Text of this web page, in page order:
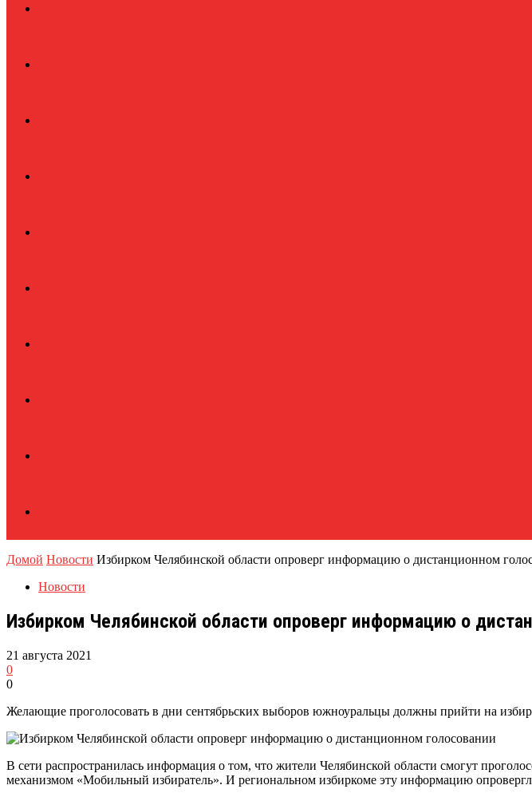
Домой Новости Избирком Челябинской области опроверг информацию о дистанционном
Новости
Избирком Челябинской области опроверг информацию о
21 августа 2021
0
0
Желающие проголосовать в дни сентябрьских выборов южноуральцы должны прийти на
В сети распространилась информация о том, что жители Челябинской области смогут
механизмом «Мобильный избиратель». И региональном избиркоме эту информацию